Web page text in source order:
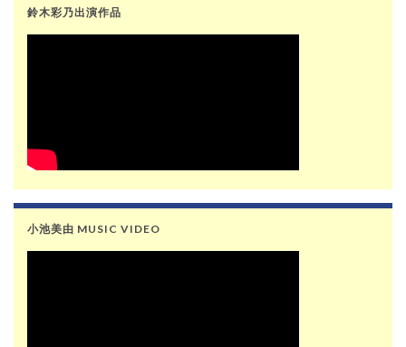
鈴木彩乃出演作品
小池美由 MUSIC VIDEO